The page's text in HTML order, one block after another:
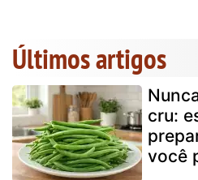
Últimos artigos
cru:
você